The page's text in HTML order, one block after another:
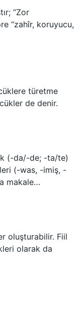
“zahîr, koruyucu,
türetme
de denir.
(-da/-de; -ta/te)
(-was, -imiş, -
makale…
oluşturabilir. Fiil
olarak da